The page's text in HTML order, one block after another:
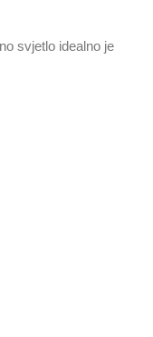
svjetlo idealno je